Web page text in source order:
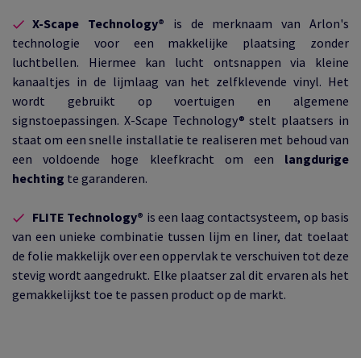
X-Scape Technology® is de merknaam van Arlon's
technologie voor een makkelijke plaatsing zonder
luchtbellen. Hiermee kan lucht ontsnappen via kleine
kanaaltjes in de lijmlaag van het zelfklevende vinyl. Het
wordt gebruikt op voertuigen en algemene
signstoepassingen. X-Scape Technology® stelt plaatsers in
staat om een snelle installatie te realiseren met behoud van
een voldoende hoge kleefkracht om een langdurige
hechting te garanderen.
FLITE Technology® is een laag contactsysteem, op basis
van een unieke combinatie tussen lijm en liner, dat toelaat
de folie makkelijk over een oppervlak te verschuiven tot deze
stevig wordt aangedrukt. Elke plaatser zal dit ervaren als het
gemakkelijkst toe te passen product op de markt.